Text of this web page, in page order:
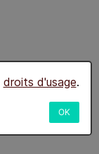
droits d'usage.
OK